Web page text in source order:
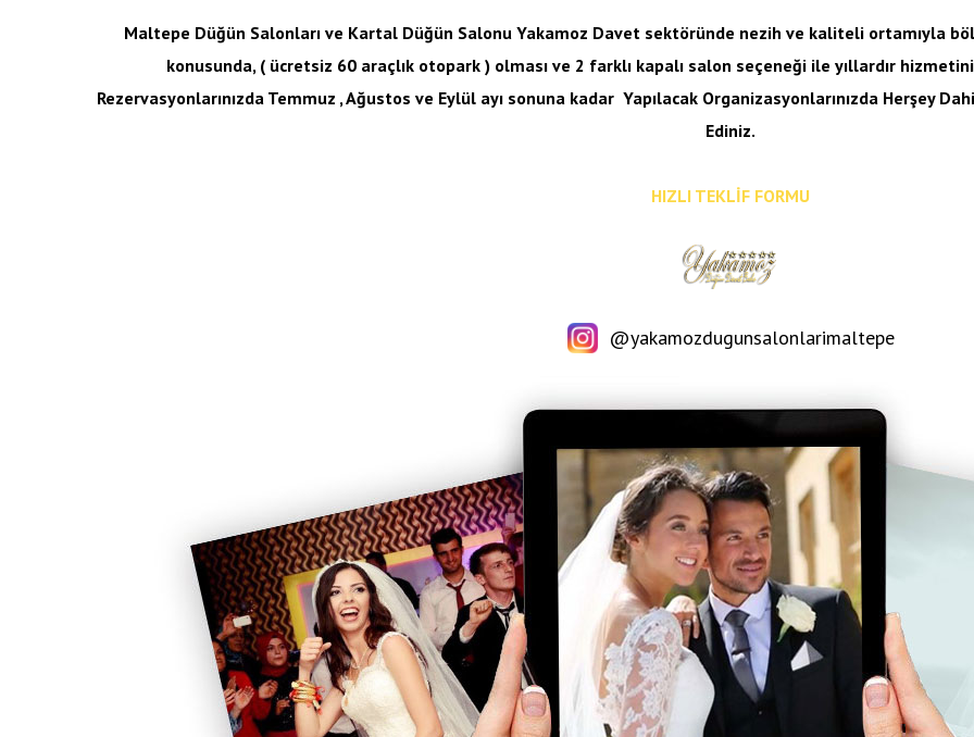
Maltepe Düğün Salonları ve Kartal Düğün Salonu Yakamoz Davet sektöründe nezih ve kaliteli ortamıyla
konusunda, ( ücretsiz 60 araçlık otopark ) olması ve 2 farklı kapalı salon seçeneği ile yıllardır
Rezervasyonlarınızda Temmuz , Ağustos ve Eylül ayı sonuna kadar Yapılacak Organizasyonlarınızda Herşey
Ediniz.
HIZLI TEKLİF FORMU
@yakamozdugunsalonlarimaltepe